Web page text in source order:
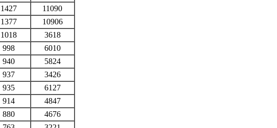
1427
11090
1377
10906
1018
3618
998
6010
940
5824
937
3426
935
6127
914
4847
880
4676